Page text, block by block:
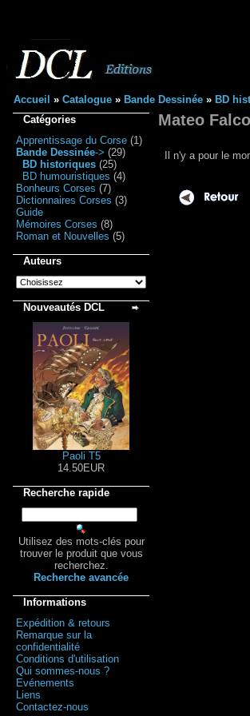
Accueil » Catalogue » Bande Dessinée » BD
Catégories
Apprentissage du Corse (1)
Bande Dessinée-> (29)
BD historiques (25)
BD humouristiques (4)
Bonheurs Corses (7)
Dictionnaires Corses (3)
Guide
Mémoires Corses (8)
Roman et Nouvelles (5)
Auteurs
Nouveautés DCL
Paoli T5
14.50EUR
Recherche rapide
Utilisez des mots-clés pour
trouver le produit que vous
recherchez.
Recherche avancée
Informations
Expédition & retours
Remarque sur la
confidentialité
Conditions d'utilisation
Qui sommes-nous ?
Evénements
Liens
Contactez-nous
Mateo
Il n'y a pour le